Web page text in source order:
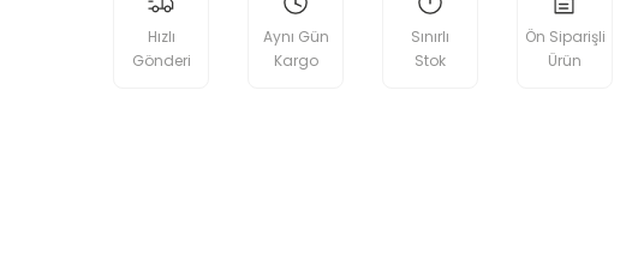
Hızlı
Gönderi
Aynı Gün
Kargo
Sınırlı
Stok
Ön Siparişli
Ürün